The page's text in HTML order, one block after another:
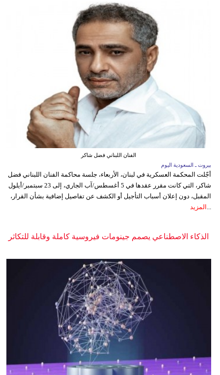
الفنان اللبناني فضل شاكر
بيروت ـ السعودية اليوم
أجّلت المحكمة العسكرية في لبنان، الأربعاء، جلسة محاكمة الفنان اللبناني فضل
شاكر، التي كانت مقرر عقدها في 5 أغسطس/آب الجاري، إلى 23 سبتمبر/أيلول
المقبل، دون إعلان أسباب التأجيل أو الكشف عن تفاصيل إضافية بشأن القرار،
... المزيد
الذكاء الاصطناعي يصمم جينومات فيروسية كاملة وقابلة للتكاثر